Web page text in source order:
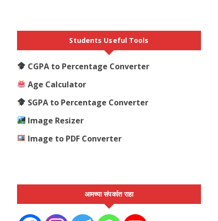
Students Useful Tools
CGPA to Percentage Converter
Age Calculator
SGPA to Percentage Converter
Image Resizer
Image to PDF Converter
आमच्या संपर्कात राहा